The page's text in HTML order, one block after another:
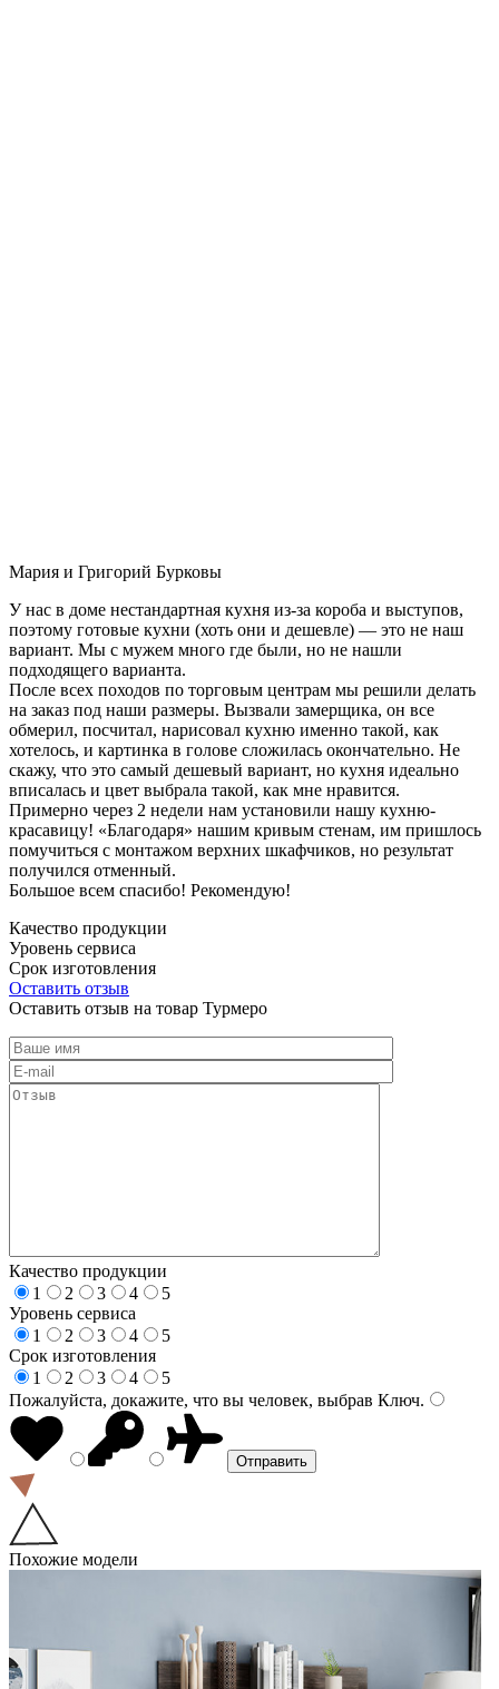
Мария и Григорий Бурковы
У нас в доме нестандартная кухня из-за короба и выступов,
поэтому готовые кухни (хоть они и дешевле) — это не наш
вариант. Мы с мужем много где были, но не нашли
подходящего варианта.
После всех походов по торговым центрам мы решили делать
на заказ под наши размеры. Вызвали замерщика, он все
обмерил, посчитал, нарисовал кухню именно такой, как
хотелось, и картинка в голове сложилась окончательно. Не
скажу, что это самый дешевый вариант, но кухня идеально
вписалась и цвет выбрала такой, как мне нравится.
Примерно через 2 недели нам установили нашу кухню-
красавицу! «Благодаря» нашим кривым стенам, им пришлось
помучиться с монтажом верхних шкафчиков, но результат
получился отменный.
Большое всем спасибо! Рекомендую!
Качество продукции
Уровень сервиса
Срок изготовления
Оставить отзыв
Оставить отзыв на товар Турмеро
Качество продукции
1
2 3 4
5
Уровень сервиса
1
2 3 4
5
Срок изготовления
1
2 3 4
5
Пожалуйста, докажите, что вы человек, выбрав Ключ.
Похожие модели